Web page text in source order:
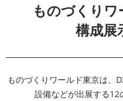
ものづくり
構成展
ものづくりワールド東京は、
設備などが出展する12